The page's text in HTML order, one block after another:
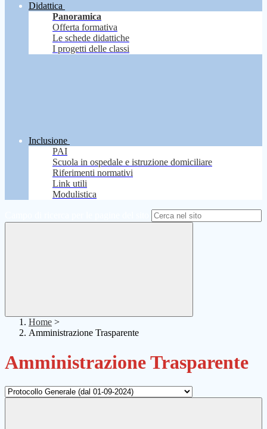
Didattica
Panoramica
Offerta formativa
Le schede didattiche
I progetti delle classi
Inclusione
PAI
Scuola in ospedale e istruzione domiciliare
Riferimenti normativi
Link utili
Modulistica
Home >
Amministrazione Trasparente
Amministrazione Trasparente